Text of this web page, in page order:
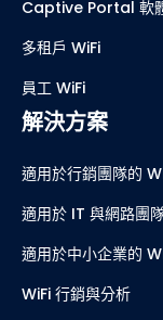
Captive Portal 軟
多租戶 WiFi
員工 WiFi
解決方案
適用於行銷團隊的
適用於 IT 與網路團
適用於中小企業的
WiFi 行銷與分析